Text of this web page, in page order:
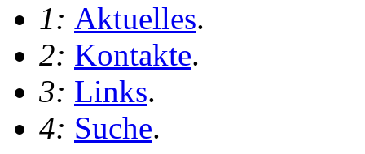
1: Aktuelles.
2: Kontakte.
3: Links.
4: Suche.